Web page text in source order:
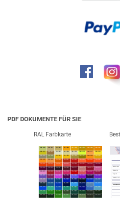
PDF DOKUMENTE FÜR SIE
RAL Farbkarte